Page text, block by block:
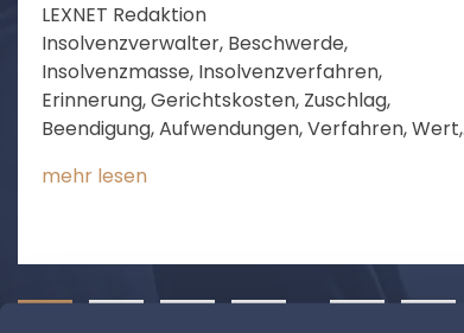
LEXNET Redaktion
Insolvenzverwalter, Beschwerde,
Insolvenzmasse, Insolvenzverfahren,
Erinnerung, Gerichtskosten, Zuschlag,
Beendigung, Aufwendungen, Verfahren, Wert,
Beendigung des Verfahrens, Wert der
mehr lesen